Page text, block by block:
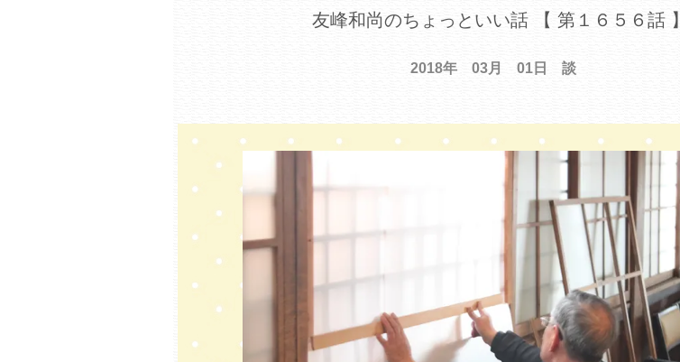
友峰和尚のちょっといい話 【 第１６５６話 】
2018年 03月 01日 談